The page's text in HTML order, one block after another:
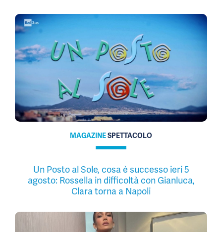
MAGAZINESPETTACOLO
Un Posto al Sole, cosa è successo ieri 5
agosto: Rossella in difficoltà con Gianluca,
Clara torna a Napoli